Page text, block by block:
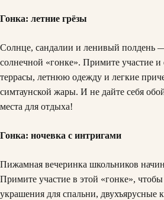
Гонка: летние грёзы
Солнце, сандалии и ленивый полдень
солнечной «гонке». Примите участие и
террасы, летнюю одежду и легкие
симтаунской жары. И не дайте себя
места для отдыха!
Гонка: ночевка с интригами
Пижамная вечеринка школьников
Примите участие в этой «гонке»,
украшения для спальни, двухъярусные